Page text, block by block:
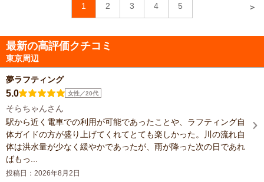
1 2 3 4 5 ＞
最新の高評価クチコミ
東京周辺
夢ラフティング
5.0 女性／20代
そらちゃんさん
駅から近く電車での利用が可能であったことや、ラフティング自
体ガイドの方が盛り上げてくれてとても楽しかった。川の流れ自
体は洪水量が少なく緩やかであったが、雨が降った次の日であれ
ばもっ...
投稿日：2026年8月2日